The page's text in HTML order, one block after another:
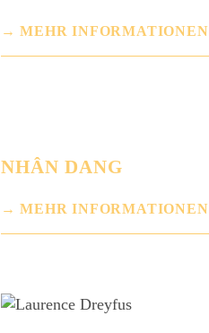
MEHR INFORMATIONEN
NHÂN DANG
MEHR INFORMATIONEN